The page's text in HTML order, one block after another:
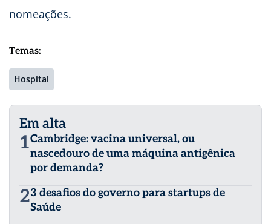
nomeações.
Temas:
Hospital
Em alta
1Cambridge: vacina universal, ou
nascedouro de uma máquina antigênica
por demanda?
23 desafios do governo para startups de
Saúde